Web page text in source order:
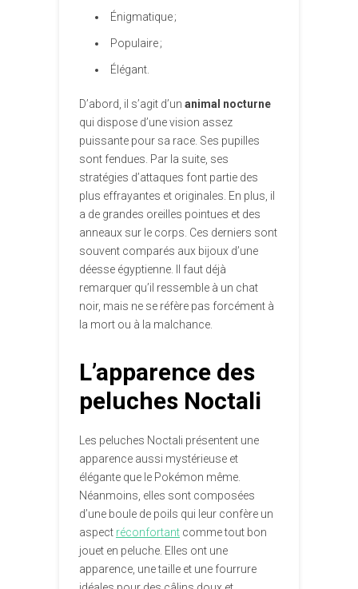
Énigmatique ;
Populaire ;
Élégant.
D’abord, il s’agit d’un animal nocturne
qui dispose d’une vision assez
puissante pour sa race. Ses pupilles
sont fendues. Par la suite, ses
stratégies d’attaques font partie des
plus effrayantes et originales. En plus, il
a de grandes oreilles pointues et des
anneaux sur le corps. Ces derniers sont
souvent comparés aux bijoux d’une
déesse égyptienne. Il faut déjà
remarquer qu’il ressemble à un chat
noir, mais ne se réfère pas forcément à
la mort ou à la malchance.
L’apparence des
peluches Noctali
Les peluches Noctali présentent une
apparence aussi mystérieuse et
élégante que le Pokémon même.
Néanmoins, elles sont composées
d’une boule de poils qui leur confère un
aspect réconfortant comme tout bon
jouet en peluche. Elles ont une
apparence, une taille et une fourrure